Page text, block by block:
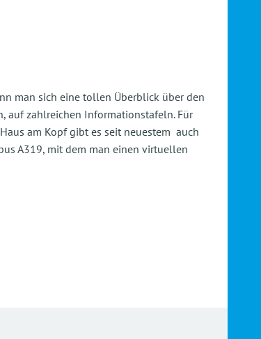
man sich eine tollen Überblick über den
auf zahlreichen Informationstafeln. Für
am Kopf gibt es seit neuestem auch
A319, mit dem man einen virtuellen